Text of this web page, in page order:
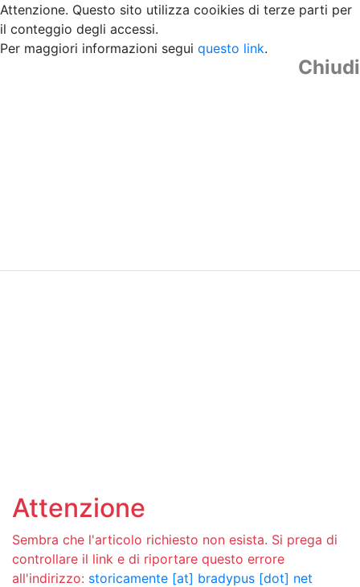
Attenzione. Questo sito utilizza cooikies di terze parti per
il conteggio degli accessi.
Per maggiori informazioni segui questo link.
Chiudi
Attenzione
Sembra che l'articolo richiesto non esista. Si prega di
controllare il link e di riportare questo errore
all'indirizzo: storicamente [at] bradypus [dot] net